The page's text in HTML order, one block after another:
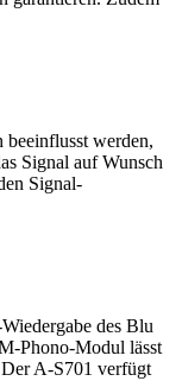
beeinflusst werden,
Signal auf Wunsch
Signal-
des Blu
Phono-Modul lässt
A-S701 verfügt